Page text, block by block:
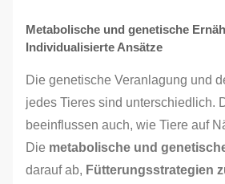
Metabolische und genetische
Individualisierte Ansätze
Die genetische Veranlagung und
jedes Tieres sind unterschiedlich.
beeinflussen auch, wie Tiere auf
Die metabolische und
darauf ab, Fütterungsstrategien